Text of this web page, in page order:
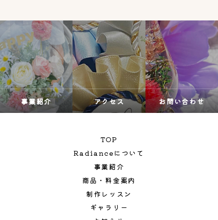
事業紹介 アクセス お問い合わせ
TOP
Radianceについて
事業紹介
商品・料金案内
制作レッスン
ギャラリー